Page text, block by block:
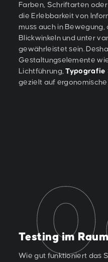
Farben, Schriftarten
die Erlebbarkeit von
muss auch in
Blickwinkeln und unter
gewährleistet sein.
Gestaltungselemente
Lichtführung,Typografie
gezielt auf
Testing im
Wie gut funktioniert das